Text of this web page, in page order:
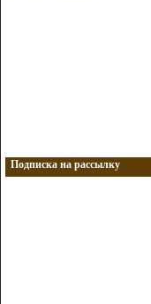
Подписка на рассылку